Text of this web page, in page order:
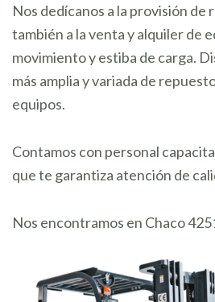
Nos dedícanos a la provisión de
también a la venta y alquiler de
movimiento y estiba de carga.
más amplia y variada de
equipos.
Contamos con personal
que te garantiza atención de
Nos encontramos en Chaco